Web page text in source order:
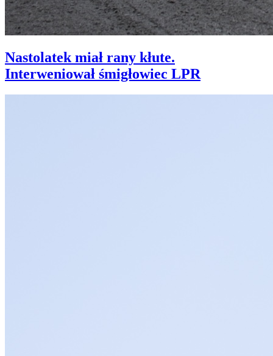
Nastolatek miał rany kłute.
Interweniował śmigłowiec LPR